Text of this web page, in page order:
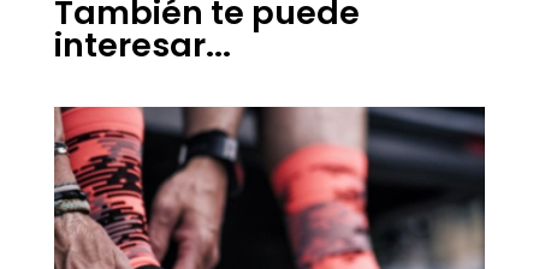
También te puede
interesar...